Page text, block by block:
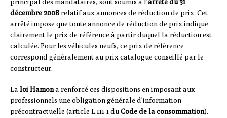
principal des mandataires, sont soumis à l’arrêté du 31
décembre 2008relatif aux annonces de réduction de prix. Cet
arrêté impose que toute annonce de réduction de prix indique
clairement le prix de référence à partir duquel la réduction est
calculée. Pour les véhicules neufs, ce prix de référence
correspond généralement au prix catalogue conseillé par le
constructeur.
La loi Hamona renforcé ces dispositions en imposant aux
professionnels une obligation générale d’information
précontractuelle (article L.111-1 duCode de la consommation).